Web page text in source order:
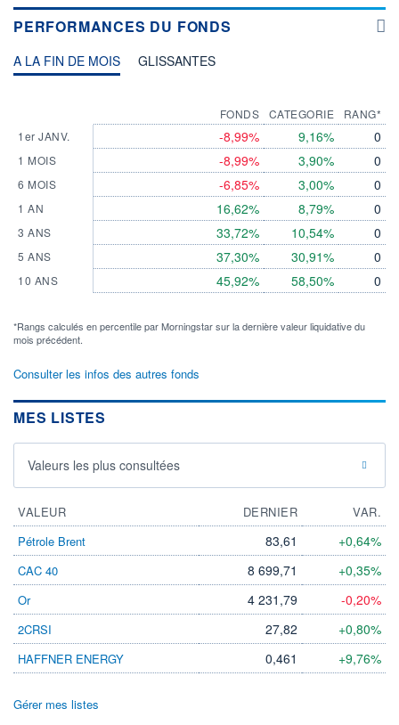
PERFORMANCES DU FONDS
A LA FIN DE MOIS GLISSANTES
1er JANV.
1 MOIS
6 MOIS
1 AN
3 ANS
5 ANS
10 ANS
FONDS
-8,99%
-8,99%
-6,85%
16,62%
33,72%
37,30%
45,92%
CATEGORIE
9,16%
3,90%
3,00%
8,79%
10,54%
30,91%
58,50%
RANG*
0
0
0
0
0
0
0
*Rangs calculés en percentile par Morningstar sur la dernière valeur liquidative du
mois précédent.
Consulter les infos des autres fonds
MES LISTES
Valeurs les plus consultées
VALEUR DERNIER
VAR.
Pétrole Brent
83,61 +0,64%
CAC 40 8 699,71 +0,35%
Or 4 231,79 -0,20%
2CRSI 27,82 +0,80%
HAFFNER ENERGY 0,461 +9,76%
Gérer mes listes